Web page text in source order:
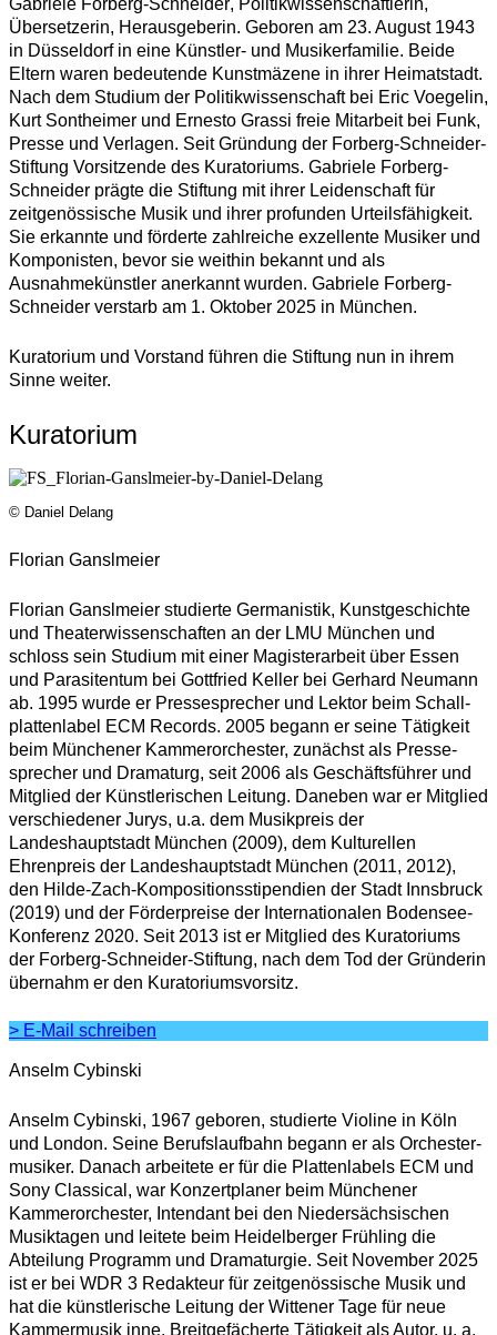
Übersetzerin, Herausgeberin. Geboren am 23. August 1943
in Düsseldorf in eine Künstler- und Musikerfamilie. Beide
Eltern waren bedeutende Kunstmäzene in ihrer Heimatstadt.
Nach dem Studium der Politikwissenschaft bei Eric Voegelin,
Kurt Sontheimer und Ernesto Grassi freie Mitarbeit bei Funk,
Presse und Verlagen. Seit Gründung der Forberg-Schneider-
Stiftung Vorsitzende des Kuratoriums. Gabriele Forberg-
Schneider prägte die Stiftung mit ihrer Leidenschaft für
zeitgenössische Musik und ihrer profunden Urteilsfähigkeit.
Sie erkannte und förderte zahlreiche exzellente Musiker und
Komponisten, bevor sie weithin bekannt und als
Ausnahmekünstler anerkannt wurden. Gabriele Forberg-
Schneider verstarb am 1. Oktober 2025 in München.
Kuratorium und Vorstand führen die Stiftung nun in ihrem
Sinne weiter.
Kuratorium
© Daniel Delang
Florian Ganslmeier
Florian Ganslmeier studierte Germanistik, Kunstgeschichte
und Theaterwissenschaften an der LMU München und
schloss sein Studium mit einer Magisterarbeit über Essen
und Parasitentum bei Gottfried Keller bei Gerhard Neumann
ab. 1995 wurde er Pressesprecher und Lektor beim Schall­
plattenlabel ECM Records. 2005 begann er seine Tätigkeit
beim Münchener Kammerorchester, zunächst als Presse­
sprecher und Dramaturg, seit 2006 als Geschäftsführer und
Mitglied der Künstlerischen Leitung. Daneben war er Mitglied
verschiedener Jurys, u.a. dem Musikpreis der
Landeshauptstadt München (2009), dem Kulturellen
Ehrenpreis der Landeshauptstadt München (2011, 2012),
den Hilde-Zach-Kompositionsstipendien der Stadt Innsbruck
(2019) und der Förderpreise der Internationalen Bodensee-
Konferenz 2020. Seit 2013 ist er Mitglied des Kuratoriums
der Forberg-Schneider-Stiftung, nach dem Tod der Gründerin
übernahm er den Kuratoriumsvorsitz.
> E-Mail schreiben
Anselm Cybinski
Anselm Cybinski, 1967 geboren, studierte Violine in Köln
und London. Seine Berufslaufbahn begann er als Orchester­
musiker. Danach arbeitete er für die Plattenlabels ECM und
Sony Classical, war Konzertplaner beim Münchener
Kammerorchester, Intendant bei den Niedersächsischen
Musiktagen und leitete beim Heidelberger Frühling die
Abteilung Programm und Dramaturgie. Seit November 2025
ist er bei WDR 3 Redakteur für zeitgenössische Musik und
hat die künstlerische Leitung der Wittener Tage für neue
Kammermusik inne. Breitgefächerte Tätigkeit als Autor, u. a.